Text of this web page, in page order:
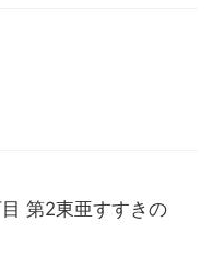
第2東亜すすきの